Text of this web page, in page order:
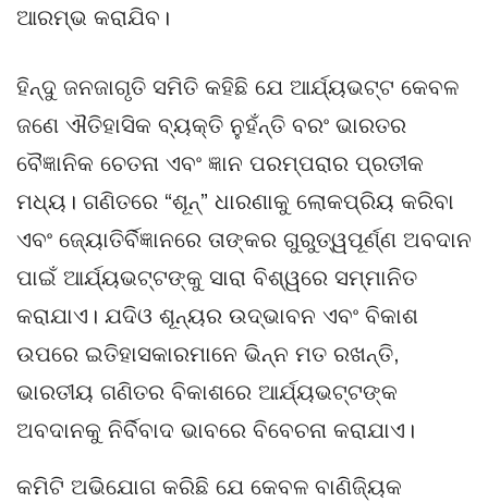
ଆରମ୍ଭ କରାଯିବ।
ହିନ୍ଦୁ ଜନଜାଗୃତି ସମିତି କହିଛି ଯେ ଆର୍ଯ୍ୟଭଟ୍ଟ କେବଳ
ଜଣେ ଐତିହାସିକ ବ୍ୟକ୍ତି ନୁହଁନ୍ତି ବରଂ ଭାରତର
ବୈଜ୍ଞାନିକ ଚେତନା ଏବଂ ଜ୍ଞାନ ପରମ୍ପରାର ପ୍ରତୀକ
ମଧ୍ୟ। ଗଣିତରେ “ଶୂନ୍” ଧାରଣାକୁ ଲୋକପ୍ରିୟ କରିବା
ଏବଂ ଜ୍ୟୋତିର୍ବିଜ୍ଞାନରେ ତାଙ୍କର ଗୁରୁତ୍ୱପୂର୍ଣ୍ଣ ଅବଦାନ
ପାଇଁ ଆର୍ଯ୍ୟଭଟ୍ଟଙ୍କୁ ସାରା ବିଶ୍ୱରେ ସମ୍ମାନିତ
କରାଯାଏ। ଯଦିଓ ଶୂନ୍ୟର ଉଦ୍ଭାବନ ଏବଂ ବିକାଶ
ଉପରେ ଇତିହାସକାରମାନେ ଭିନ୍ନ ମତ ରଖନ୍ତି,
ଭାରତୀୟ ଗଣିତର ବିକାଶରେ ଆର୍ଯ୍ୟଭଟ୍ଟଙ୍କ
ଅବଦାନକୁ ନିର୍ବିବାଦ ଭାବରେ ବିବେଚନା କରାଯାଏ।
କମିଟି ଅଭିଯୋଗ କରିଛି ଯେ କେବଳ ବାଣିଜ୍ୟିକ